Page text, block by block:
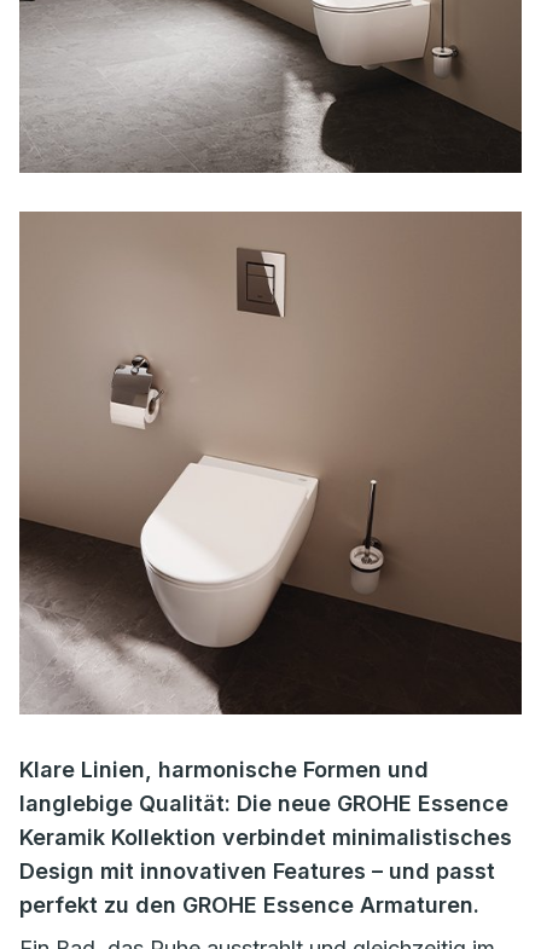
Klare Linien, harmonische Formen und
langlebige Qualität: Die neue GROHE Essence
Keramik Kollektion verbindet minimalistisches
Design mit innovativen Features – und passt
perfekt zu den GROHE Essence Armaturen.